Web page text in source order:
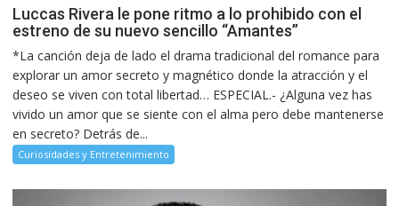
Luccas Rivera le pone ritmo a lo prohibido con el
estreno de su nuevo sencillo “Amantes”
*La canción deja de lado el drama tradicional del romance para
explorar un amor secreto y magnético donde la atracción y el
deseo se viven con total libertad… ESPECIAL.- ¿Alguna vez has
vivido un amor que se siente con el alma pero debe mantenerse
en secreto? Detrás de...
Curiosidades y Entretenimiento